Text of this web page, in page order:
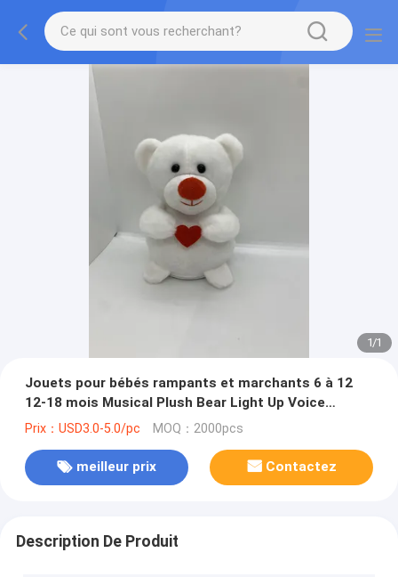
1/1
Jouets pour bébés rampants et marchants 6 à 12
12-18 mois Musical Plush Bear Light Up Voice
Control Danse Jouets pour bébés
Prix：USD3.0-5.0/pc MOQ：2000pcs
meilleur prix Contactez
Description De Produit